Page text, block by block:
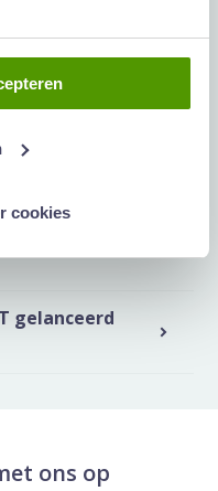
cookies
arts ziet
gelanceerd
ons op